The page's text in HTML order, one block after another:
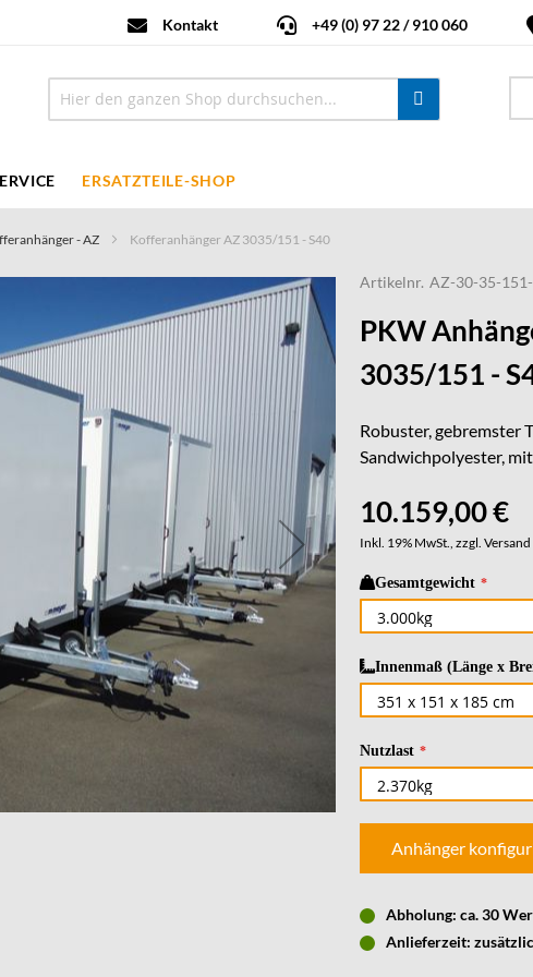
Kontakt +49 (0) 97 22 / 910 060
ERSATZTEILE-SHOP
- AZ Kofferanhänger AZ 3035/151 - S40
Artikelnr. AZ-30-35-
PKW
3035/151 -
Robuster, gebremster
Sandwichpolyester,
10.159,00 €
Inkl. 19% MwSt., zzgl.Versand
Gesamtgewicht
Innenmaß (Länge x
Nutzlast
Anhänger
Abholung: ca. 30
Anlieferzeit: